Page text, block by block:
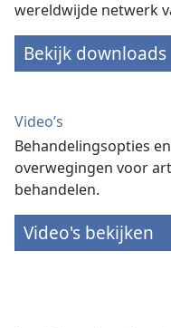
wereldwijde netwerk
Bekijk downloads
Video’s
Behandelingsopties
overwegingen voor
behandelen.
Video's bekijken